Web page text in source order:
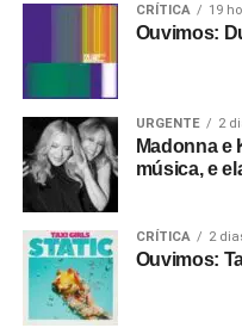
CRÍTICA 19
Ouvimos:
URGENTE 2
Madonna e
música, e
CRÍTICA 2
Ouvimos: